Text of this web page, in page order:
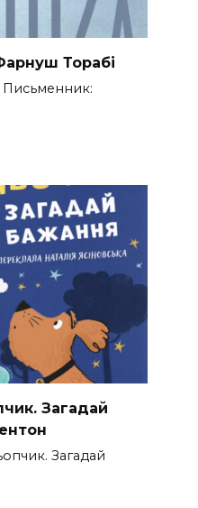
Торабі
Письменник:
Загадай
Загадай